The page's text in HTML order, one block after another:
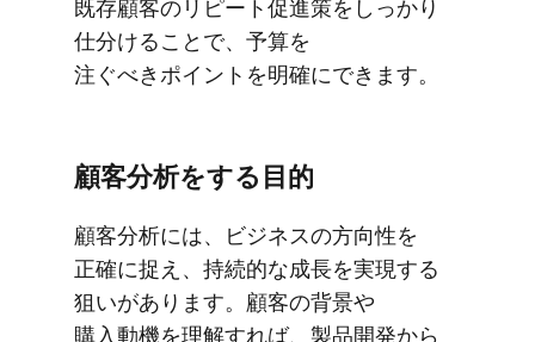
既存顧客の​リピート促進策を​しっかり​
仕分ける​ことで、​予算を​
注ぐべきポイントを​明確に​できます。
顧客分析を​する​目的
顧客分析には、​ビジネスの​方​向性を​
正確に​捉え、​持続的な​成長を​実現する​
狙いが​あります。​顧客の​背景や​
購入動機を​理解すれば、​製品開発から​